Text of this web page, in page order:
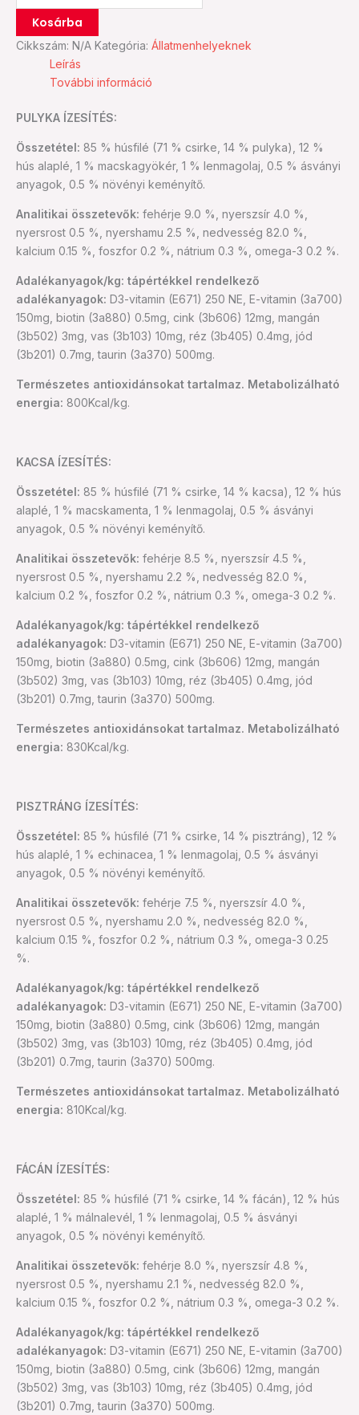
Kosárba
Cikkszám: N/A Kategória: Állatmenhelyeknek
Leírás
További információ
PULYKA ÍZESÍTÉS:
Összetétel: 85 % húsfilé (71 % csirke, 14 % pulyka), 12 %
hús alaplé, 1 % macskagyökér, 1 % lenmagolaj, 0.5 % ásványi
anyagok, 0.5 % növényi keményítő.
Analitikai összetevők: fehérje 9.0 %, nyerszsír 4.0 %,
nyersrost 0.5 %, nyershamu 2.5 %, nedvesség 82.0 %,
kalcium 0.15 %, foszfor 0.2 %, nátrium 0.3 %, omega-3 0.2 %.
Adalékanyagok/kg: tápértékkel rendelkező
adalékanyagok: D3-vitamin (E671) 250 NE, E-vitamin (3a700)
150mg, biotin (3a880) 0.5mg, cink (3b606) 12mg, mangán
(3b502) 3mg, vas (3b103) 10mg, réz (3b405) 0.4mg, jód
(3b201) 0.7mg, taurin (3a370) 500mg.
Természetes antioxidánsokat tartalmaz. Metabolizálható
energia: 800Kcal/kg.
KACSA ÍZESÍTÉS:
Összetétel: 85 % húsfilé (71 % csirke, 14 % kacsa), 12 % hús
alaplé, 1 % macskamenta, 1 % lenmagolaj, 0.5 % ásványi
anyagok, 0.5 % növényi keményítő.
Analitikai összetevők: fehérje 8.5 %, nyerszsír 4.5 %,
nyersrost 0.5 %, nyershamu 2.2 %, nedvesség 82.0 %,
kalcium 0.2 %, foszfor 0.2 %, nátrium 0.3 %, omega-3 0.2 %.
Adalékanyagok/kg: tápértékkel rendelkező
adalékanyagok: D3-vitamin (E671) 250 NE, E-vitamin (3a700)
150mg, biotin (3a880) 0.5mg, cink (3b606) 12mg, mangán
(3b502) 3mg, vas (3b103) 10mg, réz (3b405) 0.4mg, jód
(3b201) 0.7mg, taurin (3a370) 500mg.
Természetes antioxidánsokat tartalmaz. Metabolizálható
energia: 830Kcal/kg.
PISZTRÁNG ÍZESÍTÉS:
Összetétel: 85 % húsfilé (71 % csirke, 14 % pisztráng), 12 %
hús alaplé, 1 % echinacea, 1 % lenmagolaj, 0.5 % ásványi
anyagok, 0.5 % növényi keményítő.
Analitikai összetevők: fehérje 7.5 %, nyerszsír 4.0 %,
nyersrost 0.5 %, nyershamu 2.0 %, nedvesség 82.0 %,
kalcium 0.15 %, foszfor 0.2 %, nátrium 0.3 %, omega-3 0.25
%.
Adalékanyagok/kg: tápértékkel rendelkező
adalékanyagok: D3-vitamin (E671) 250 NE, E-vitamin (3a700)
150mg, biotin (3a880) 0.5mg, cink (3b606) 12mg, mangán
(3b502) 3mg, vas (3b103) 10mg, réz (3b405) 0.4mg, jód
(3b201) 0.7mg, taurin (3a370) 500mg.
Természetes antioxidánsokat tartalmaz. Metabolizálható
energia: 810Kcal/kg.
FÁCÁN ÍZESÍTÉS:
Összetétel: 85 % húsfilé (71 % csirke, 14 % fácán), 12 % hús
alaplé, 1 % málnalevél, 1 % lenmagolaj, 0.5 % ásványi
anyagok, 0.5 % növényi keményítő.
Analitikai összetevők: fehérje 8.0 %, nyerszsír 4.8 %,
nyersrost 0.5 %, nyershamu 2.1 %, nedvesség 82.0 %,
kalcium 0.15 %, foszfor 0.2 %, nátrium 0.3 %, omega-3 0.2 %.
Adalékanyagok/kg: tápértékkel rendelkező
adalékanyagok: D3-vitamin (E671) 250 NE, E-vitamin (3a700)
150mg, biotin (3a880) 0.5mg, cink (3b606) 12mg, mangán
(3b502) 3mg, vas (3b103) 10mg, réz (3b405) 0.4mg, jód
(3b201) 0.7mg, taurin (3a370) 500mg.